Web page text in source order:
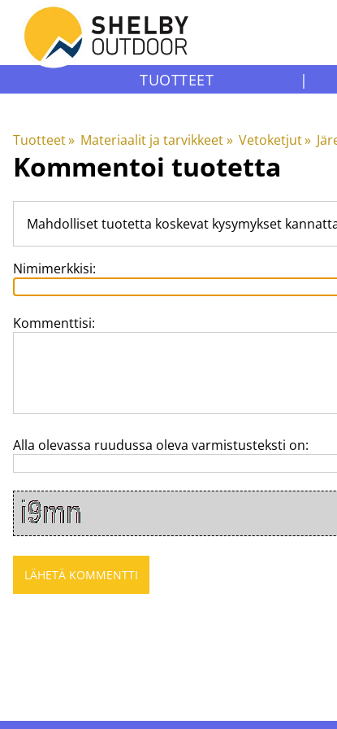
TUOTTEET |
Tuotteet‪» Materiaalit ja tarvikkeet‪» Vetoketjut‪»
Kommentoi tuotetta
Mahdolliset tuotetta koskevat kysymykset
Nimimerkkisi:
Kommenttisi:
Alla olevassa ruudussa oleva varmistusteksti on: